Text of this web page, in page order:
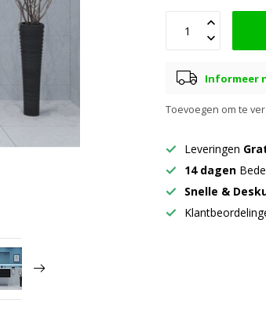
Informeer
Toevoegen om te
Leveringen
14 dagen
Snelle &